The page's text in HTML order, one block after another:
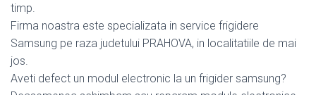
timp.
Firma noastra este specializata in service frigidere
Samsung pe raza judetului PRAHOVA, in localitatiile de mai
jos.
Aveti defect un modul electronic la un frigider samsung?